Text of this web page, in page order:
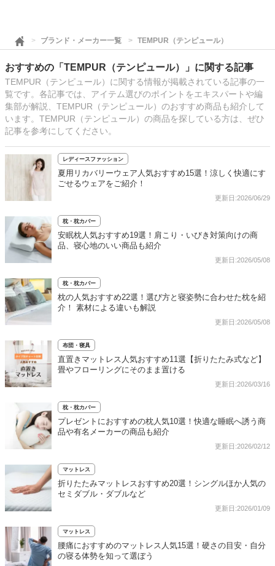
ブランド・メーカー一覧 TEMPUR（テンピュール）
おすすめの「TEMPUR（テンピュール）」に関する記事
TEMPUR（テンピュール）に関する情報が掲載されている記事の一
覧です。各記事では、アイテム選びのポイントをエキスパートや編
集部が解説、TEMPUR（テンピュール）のおすすめ商品も紹介して
います。TEMPUR（テンピュール）の商品を探している方は、ぜひ
記事を参考にしてください。
レディースファッション
夏用リカバリーウェア人気おすすめ15選！涼しく快適にす
ごせるウェアをご紹介！
更新日:2026/06/29
枕・枕カバー
安眠枕人気おすすめ19選！肩こり・いびき対策向けの商
品、寝心地のいい商品も紹介
更新日:2026/05/08
枕・枕カバー
枕の人気おすすめ22選！選び方と寝姿勢に合わせた枕を紹
介！ 素材による違いも解説
更新日:2026/05/08
布団・寝具
直置きマットレス人気おすすめ11選【折りたたみ式など】
畳やフローリングにそのまま置ける
更新日:2026/03/16
枕・枕カバー
プレゼントにおすすめの枕人気10選！快適な睡眠へ誘う商
品や有名メーカーの商品も紹介
更新日:2026/02/12
マットレス
折りたたみマットレスおすすめ20選！シングルほか人気の
セミダブル・ダブルなど
更新日:2026/01/09
マットレス
腰痛におすすめのマットレス人気15選！硬さの目安・自分
の寝る体勢を知って選ぼう